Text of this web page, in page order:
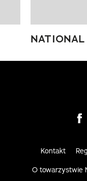
NATIONAL
Kontakt
O towarzystwie